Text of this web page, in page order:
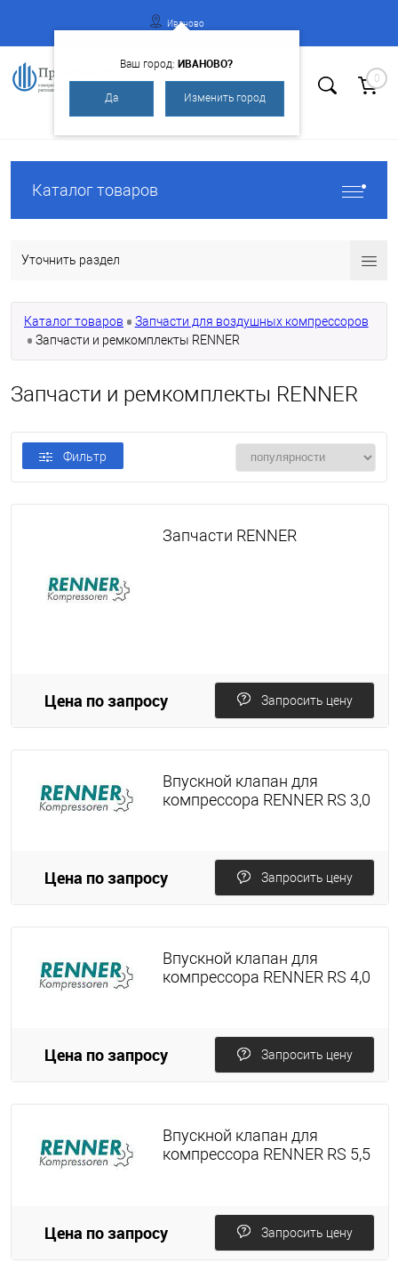
Регистрация
Иваново
Ваш город: ИВАНОВО?
Да Изменить город
0
Каталог товаров
Уточнить раздел
Каталог товаров
Запчасти для воздушных компрессоров
Запчасти и ремкомплекты RENNER
Запчасти и ремкомплекты RENNER
Фильтр
Запчасти RENNER
Цена по запросу Запросить цену
Впускной клапан для
компрессора RENNER RS 3,0
Цена по запросу Запросить цену
Впускной клапан для
компрессора RENNER RS 4,0
Цена по запросу Запросить цену
Впускной клапан для
компрессора RENNER RS 5,5
Цена по запросу Запросить цену